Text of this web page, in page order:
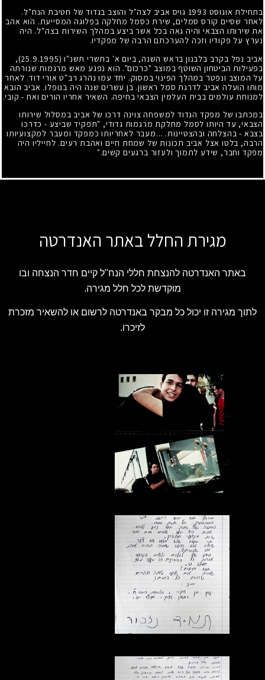
בתחילת אוגוסט 1993 גויס אביב לצה"ל והוצב בגדוד של חטיבת הנח"ל.
לאחר שסיים קורס סמלים, שירת כסמל מחלקה בפלוגה המסייעת. הוא אהב
את שירותו הצבאי והיה גאה בכל אשר ביצע במהלך השירות בצה"ל. היה
נערץ על פקודיו וזכה להערכתם הרבה של מפקדיו.
אביב נפל בקרב בלבנון בראש השנה, ביום א' בתשרי תשנ"ו (25.9.1995)
,
בפעילות הביטחון השוטף במוצב "כרכום". הוא נפגע מאש מרגמות שנורתה
על המוצב ונפטר במהלך הפינוי במסוק. יחד עמו נהרג רב"ט אורי דוד. לאחר
מותו הועלה אביב לדרגת סמל ראשון. בן עשרים שנה היה בנופלו. אביב הובא
למנוחת עולמים בבית העלמין הצבאי בחיפה. השאיר אחריו הורים ואח - קובי.
במכתבו של מפקד הגדוד למשפחה צוינה דרכו של אביב במסלול שירותו
הצבאי, עד היותו לסמל מחלקת מרגמות גדודי, "תפקיד שביצע - כדרכו
בצבא - בהצלחה ובהצטיינות. ...מעבר לאחריותו כמפקד ומעבר למקצועיותו
הרבה, בלטו אצל אביב תכונות של שמחת חיים ואהבת רעים. לחייליו היה
מפקד וחבר, שידע לתמוך ולעזור ברגעים קשים."
מגירת החלל באתר האנדרטה
באתר האנדרטה להנצחת חללי הנח"ל קיים חדר הנצחה ובו
מוקדשת לכל חלל מגירה.
לתוך מגירה זו יכול כל מבקר באנדרטה לרשום או להשאיר מזכרת
לזיכרו.